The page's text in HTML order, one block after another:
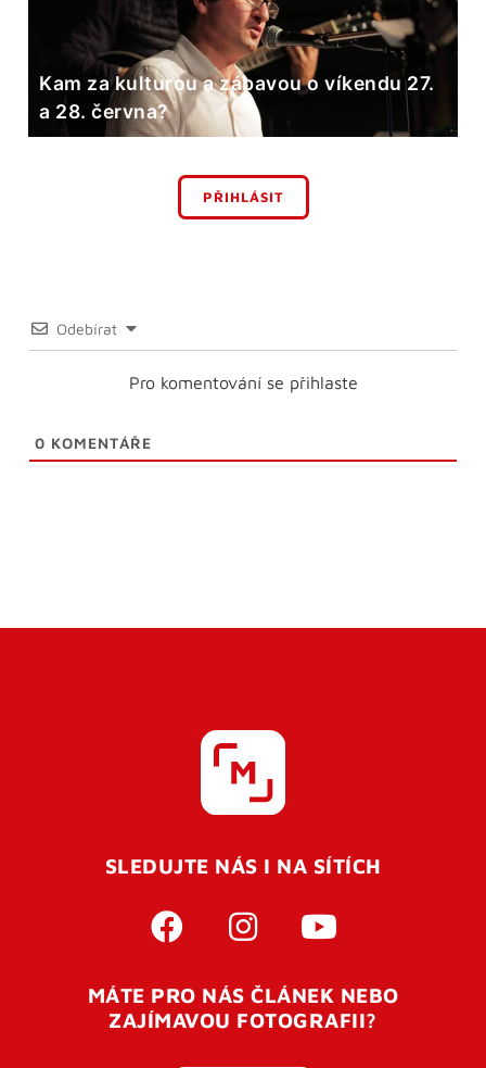
Kam za kulturou a zábavou o víkendu 27.
a 28. června?
PŘIHLÁSIT
Odebírat
Pro komentování se přihlaste
0 KOMENTÁŘE
SLEDUJTE NÁS I NA SÍTÍCH
MÁTE PRO NÁS ČLÁNEK NEBO
ZAJÍMAVOU FOTOGRAFII?